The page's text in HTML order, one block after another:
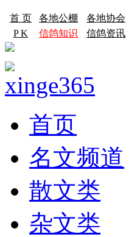
首 页 各地公棚 各地协会
P K
信鸽知识 信鸽资讯
首页
名文频道
散文类
杂文类